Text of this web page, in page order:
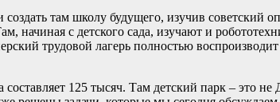
там школу будущего, изучив советский
начиная с детского сада, изучают и
трудовой лагерь полностью воспроизводит
125 тысяч. Там детский парк – это